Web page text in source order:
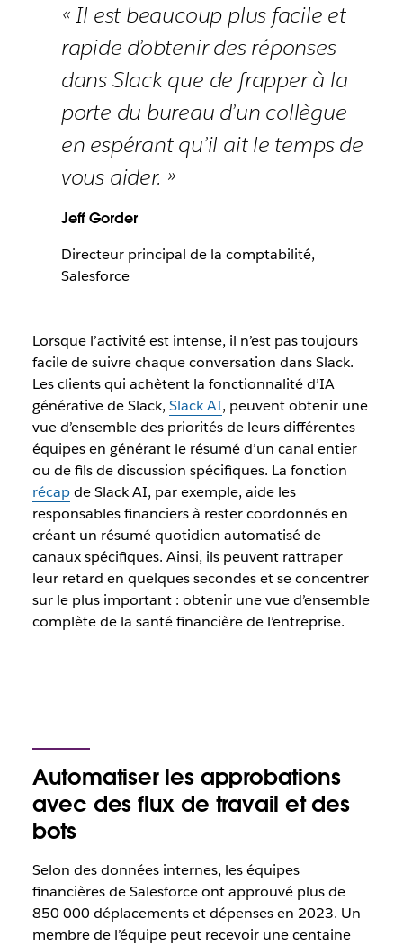
« Il est beaucoup plus facile et
rapide d’obtenir des réponses
dans Slack que de frapper à la
porte du bureau d’un collègue
en espérant qu’il ait le temps de
vous aider. »
Jeff Gorder
Directeur principal de la comptabilité,
Salesforce
Lorsque l’activité est intense, il n’est pas toujours
facile de suivre chaque conversation dans Slack.
Les clients qui achètent la fonctionnalité d’IA
générative de Slack, Slack AI, peuvent obtenir une
vue d’ensemble des priorités de leurs différentes
équipes en générant le résumé d’un canal entier
ou de fils de discussion spécifiques. La fonction
récapde Slack AI, par exemple, aide les
responsables financiers à rester coordonnés en
créant un résumé quotidien automatisé de
canaux spécifiques. Ainsi, ils peuvent rattraper
leur retard en quelques secondes et se concentrer
sur le plus important : obtenir une vue d’ensemble
complète de la santé financière de l’entreprise.
Automatiser les approbations
avec des flux de travail et des
bots
Selon des données internes, les équipes
financières de Salesforce ont approuvé plus de
850 000 déplacements et dépenses en 2023. Un
membre de l’équipe peut recevoir une centaine